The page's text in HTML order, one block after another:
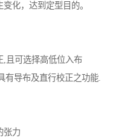
化，达到定型目的。
,且可选择高低位入布
有导布及直行校正之功能.
张力